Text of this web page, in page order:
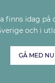
finns idag på
och i
GÅ MED NU